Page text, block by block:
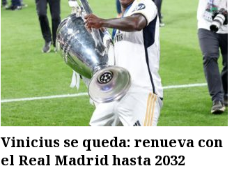
Vinicius se queda: renueva con
el Real Madrid hasta 2032